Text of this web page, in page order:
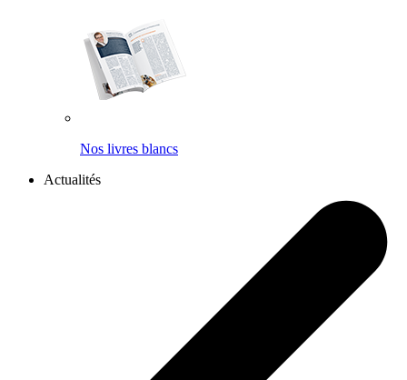
Nos livres blancs
Actualités